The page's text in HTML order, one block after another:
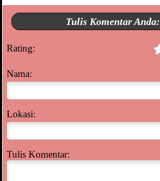
Tulis Komentar Anda:
Rating:
Nama:
Lokasi:
Tulis Komentar: